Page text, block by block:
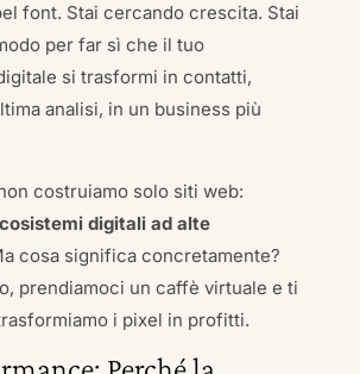
font. Stai cercando crescita. Stai
per far sì che il tuo
si trasformi in contatti,
analisi, in un business più
costruiamo solo siti web:
digitali ad alte
cosa significa concretamente?
prendiamoci un caffè virtuale e ti
i pixel in profitti.